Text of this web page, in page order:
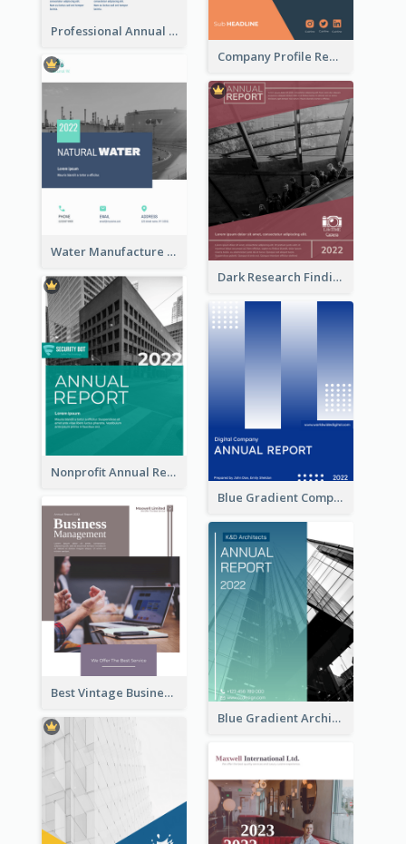
Professional Annual Report Reports
Company Profile Reports
Water Manufacture Annual Reports
Dark Research Findings Annual Report
Nonprofit Annual Report
Blue Gradient Company Annual Report
Best Vintage Business Report Design Template
Blue Gradient Architecture Annual Report